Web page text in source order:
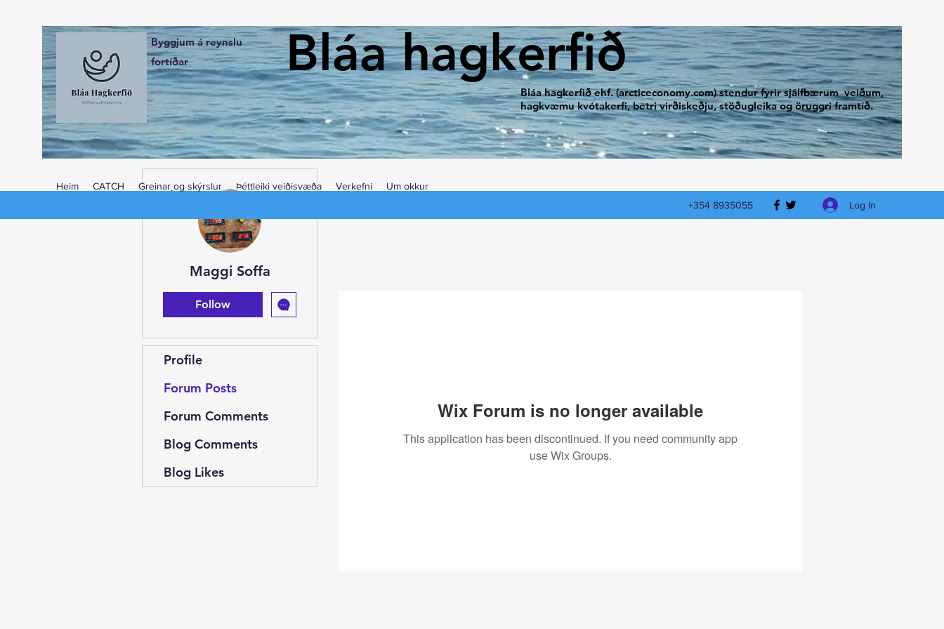
Byggjum á reynslu
fortíðar
Bláa hagkerfið ehf. (arcticeconomy.com) stendur fyrir sjálfbærum veiðum,
hagkvæmu kvótakerfi, betri virðiskeðju, stöðugleika og öruggri framtíð.
Bláa hagkerfið
Heim CATCH Greinar og skýrslur Þéttleiki veiðisvæða Verkefni
Um okkur
+354 8935055
Log In
Wix Forum is no longer available
This application has been discontinued. If you need community app
use Wix Groups.
Maggi Soffa
Follow
More actions
Profile
Forum Posts
Forum Comments
Blog Comments
Blog Likes